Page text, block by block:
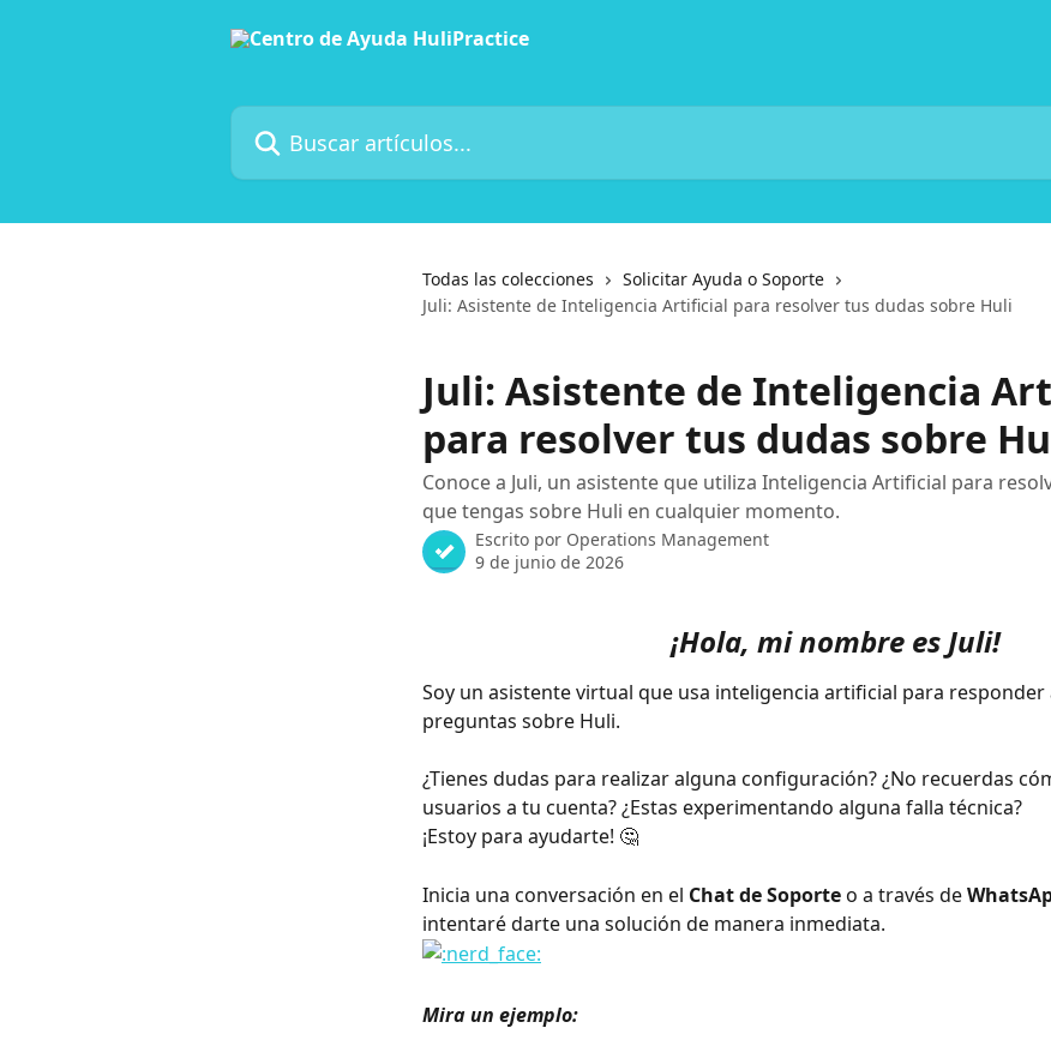
Buscar artículos...
Todas las colecciones
Solicitar Ayuda o Soporte
Juli: Asistente de Inteligencia Artificial para resolver tus dudas sobre Huli
Juli: Asistente de Inteligencia
para resolver tus dudas sobre
Conoce a Juli, un asistente que utiliza Inteligencia Artificial para
que tengas sobre Huli en cualquier momento.
Escrito por Operations Management
9 de junio de 2026
¡Hola, mi nombre es Juli!
Soy un asistente virtual que usa inteligencia artificial para responder
preguntas sobre Huli.
¿Tienes dudas para realizar alguna configuración? ¿No recuerdas
usuarios a tu cuenta? ¿Estas experimentando alguna falla técnica?
¡Estoy para ayudarte! 🤔
Inicia una conversación en el Chat de Soporte o a través de
intentaré darte una solución de manera inmediata.
Mira un ejemplo: